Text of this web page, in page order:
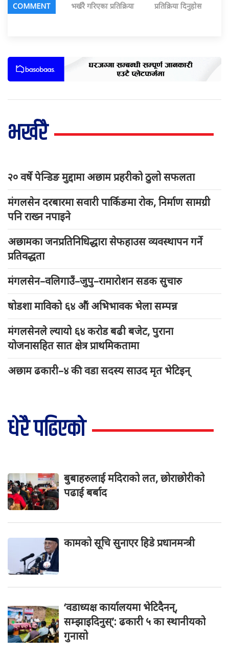
COMMENT भर्खरै गरिएका प्रतिक्रिया प्रतिक्रिया दिनुहोस
भर्खरै
२० वर्षे पेन्डिङ मुद्दामा अछाम प्रहरीको ठुलो सफलता
मंगलसेन दरबारमा सवारी पार्किङमा रोक, निर्माण सामग्री
पनि राख्न नपाइने
अछामका जनप्रतिनिधिद्धारा सेफहाउस व्यवस्थापन गर्ने
प्रतिवद्धता
मंगलसेन–वलिगाउँ–जुपु–रामारोशन सडक सुचारु
षोडशा माविको ६४ औं अभिभावक भेला सम्पन्न
मंगलसेनले ल्यायो ६४ करोड बढी बजेट, पुराना
योजनासहित सात क्षेत्र प्राथमिकतामा
अछाम ढकारी–४ की वडा सदस्य साउद मृत भेटिइन्
धेरै पढिएको
बुबाहरुलाई मदिराको लत, छोराछोरीको
पढाई बर्बाद
कामको सूचि सुनाएर हिडे प्रधानमन्त्री
‘वडाध्यक्ष कार्यालयमा भेटिदैनन्,
सम्झाइदिनुस्’: ढकारी ५ का स्थानीयको
गुनासो